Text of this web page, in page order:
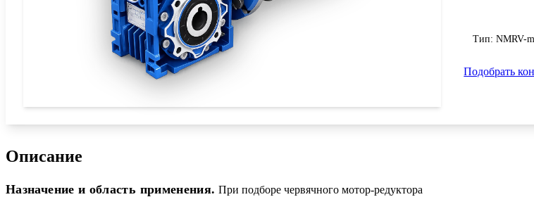
Тип: NMRV-
Подобрать
Описание
Назначение и область применения. При подборе червячного мотор-редуктора